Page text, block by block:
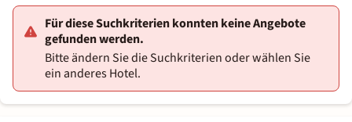
Für diese Suchkriterien konnten keine Angebote
gefunden werden.
Bitte ändern Sie die Suchkriterien oder wählen Sie
ein anderes Hotel.